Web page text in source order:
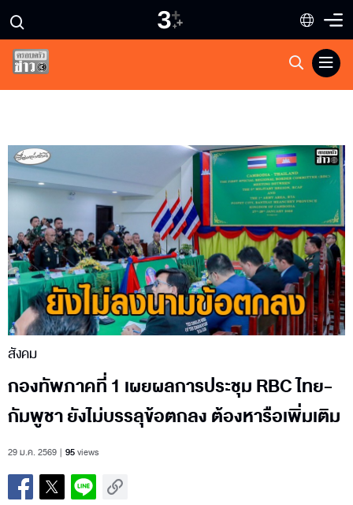
สังคม
กองทัพภาคที่ 1 เผยผลการประชุม RBC ไทย-
กัมพูชา ยังไม่บรรลุข้อตกลง ต้องหารือเพิ่มเติม
29 ม.ค. 2569 95views